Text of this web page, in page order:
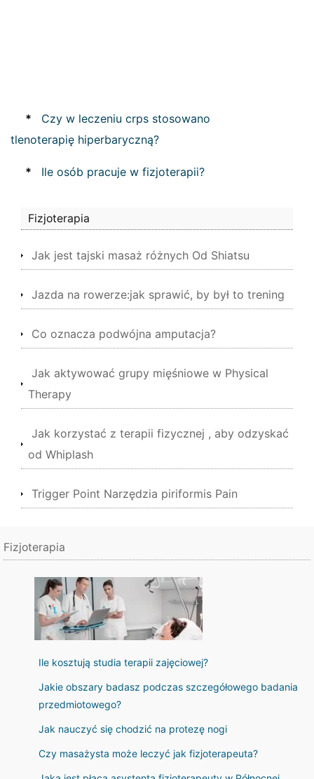
*
Czy w leczeniu crps stosowano
tlenoterapię hiperbaryczną?
* Ile osób pracuje w fizjoterapii?
Fizjoterapia
Jak jest tajski masaż różnych Od Shiatsu
Jazda na rowerze:jak sprawić, by był to trening
Co oznacza podwójna amputacja?
Jak aktywować grupy mięśniowe w Physical
Therapy
Jak korzystać z terapii fizycznej , aby odzyskać
od Whiplash
Trigger Point Narzędzia piriformis Pain
Fizjoterapia
Ile kosztują studia terapii zajęciowej?
Jakie obszary badasz podczas szczegółowego badania
przedmiotowego?
Jak nauczyć się chodzić na protezę nogi
Czy masażysta może leczyć jak fizjoterapeuta?